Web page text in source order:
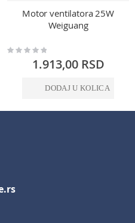
Motor ventilatora 25W
Weiguang
Rating:
1.913,00 RSD
DODAJ U KOLICA